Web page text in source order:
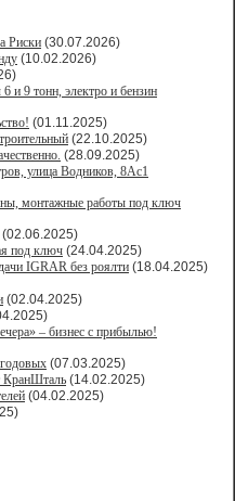
Риски (30.07.2026)
(10.02.2026)
и 9 тонн, электро и бензин
(01.11.2025)
(22.10.2025)
(28.09.2025)
улица Водников, 8Ас1
монтажные работы под ключ
(02.06.2025)
под ключ (24.04.2025)
IGRAR без роялти (18.04.2025)
(02.04.2025)
– бизнес с прибылью!
(07.03.2025)
КранШталь (14.02.2025)
(04.02.2025)